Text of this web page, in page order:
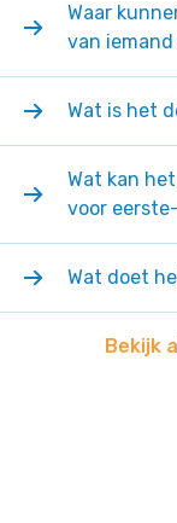
Waar
van
Wat is het
Wat kan
voor
Wat doet
Bekijk